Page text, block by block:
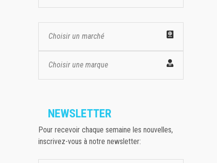
Choisir un marché
Choisir une marque
NEWSLETTER
Pour recevoir chaque semaine les nouvelles,
inscrivez-vous à notre newsletter: